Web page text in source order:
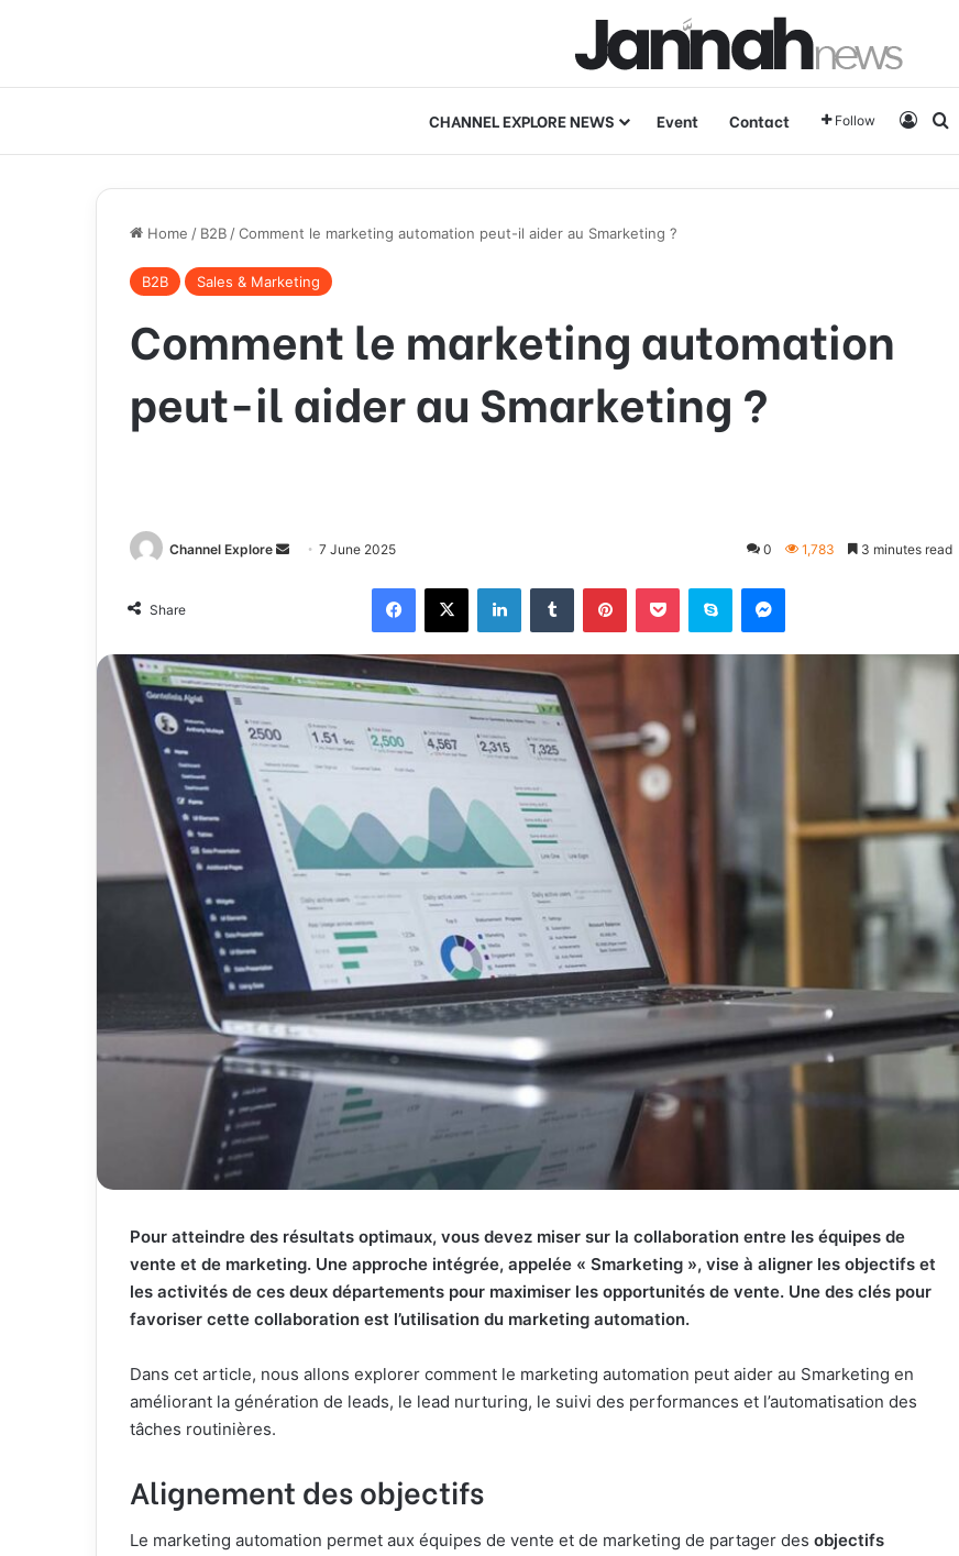
CHANNEL EXPLORE NEWS Event Contact Follow Log In
Home / B2B /Comment le marketing automation peut-il aider au Smarketing ?
B2B Sales & Marketing
Comment le marketing automation
peut-il aider au Smarketing ?
Channel Explore
a
n
a
l
7 June 2025 0 1,783 3 minutes read
Share
Pour atteindre des résultats optimaux, vous devez miser sur la collaboration entre les équipes de
vente et de marketing. Une approche intégrée, appelée « Smarketing », vise à aligner les objectifs et
les activités de ces deux départements pour maximiser les opportunités de vente. Une des clés pour
favoriser cette collaboration est l’utilisation du marketing automation.
Dans cet article, nous allons explorer comment le marketing automation peut aider au Smarketing en
améliorant la génération de leads, le lead nurturing, le suivi des performances et l’automatisation des
tâches routinières.
Alignement des objectifs
Le marketing automation permet aux équipes de vente et de marketing de partager des objectifs